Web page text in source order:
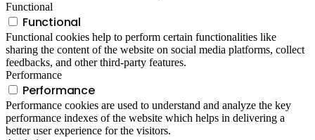
Functional
Functional
Functional cookies help to perform certain functionalities like
sharing the content of the website on social media platforms, collect
feedbacks, and other third-party features.
Performance
Performance
Performance cookies are used to understand and analyze the key
performance indexes of the website which helps in delivering a
better user experience for the visitors.